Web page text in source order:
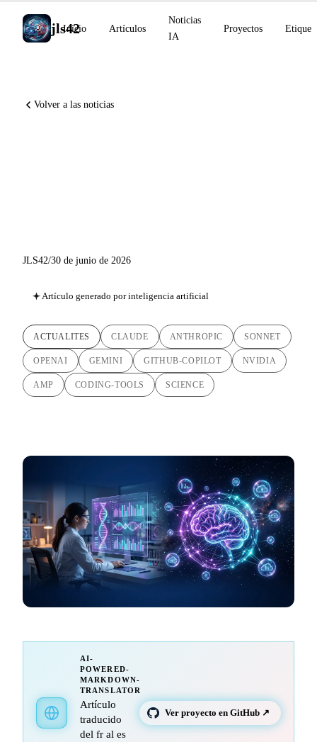
jls42
Inicio Artículos
Noticias
IA
Proyectos
Volver a las noticias
JLS42/30 de junio de 2026
Artículo generado por inteligencia artificial
ACTUALITES CLAUDE ANTHROPIC SONNET
OPENAI GEMINI GITHUB-COPILOT NVIDIA
AMP CODING-TOOLS SCIENCE
AI-
POWERED-
MARKDOWN-
TRANSLATOR
Artículo
traducido
del fr al es
Ver proyecto en GitHub ↗